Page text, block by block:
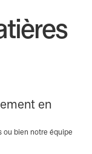
en
ou bien notre équipe